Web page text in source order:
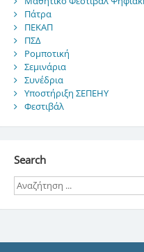
Πάτρα
ΠΕΚΑΠ
ΠΣΔ
Ρομποτική
Σεμινάρια
Συνέδρια
Υποστήριξη ΣΕΠΕΗΥ
Φεστιβάλ
Search